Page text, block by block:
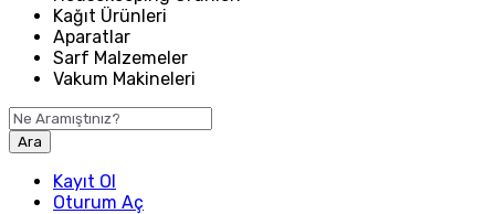
Kağıt Ürünleri
Aparatlar
Sarf Malzemeler
Vakum Makineleri
Ara
Kayıt Ol
Oturum Aç